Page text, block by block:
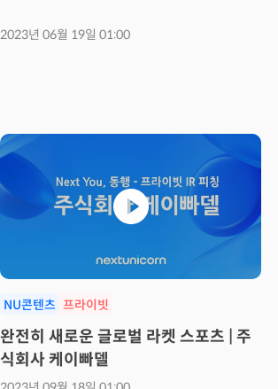
2023년 06월 19일 01:00
NU콘텐츠 프라이빗
완전히 새로운 글로벌 라켓 스포츠 | 주
식회사 케이빠델